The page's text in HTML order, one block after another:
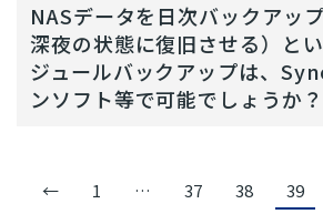
NASデータを日次バックアッ
深夜の状態に復旧させる）と
ジュールバックアップは、
ンソフト等で可能でしょうか？
← 1 … 37 38 39